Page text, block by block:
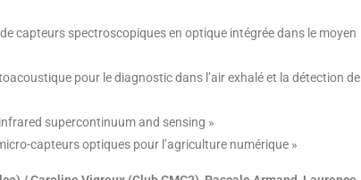
capteurs spectroscopiques en optique intégrée dans le moyen
pour le diagnostic dans l’air exhalé et la détection de
supercontinuum and sensing »
capteurs optiques pour l’agriculture numérique »